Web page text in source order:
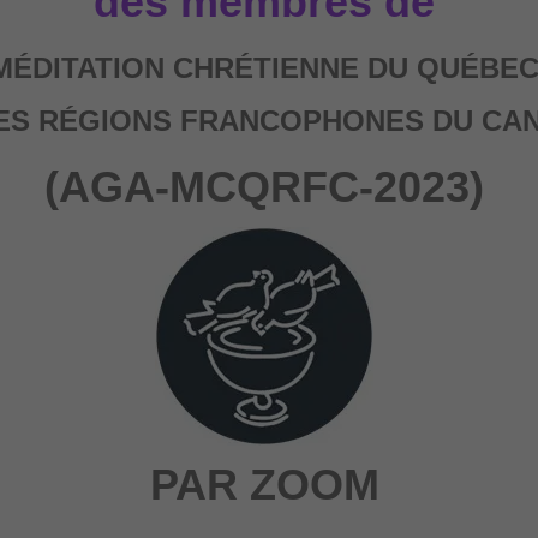
CHRÉTIENNE DU QUÉBEC
RÉGIONS FRANCOPHONES DU
(AGA-MCQRFC-2023)
PAR ZOOM